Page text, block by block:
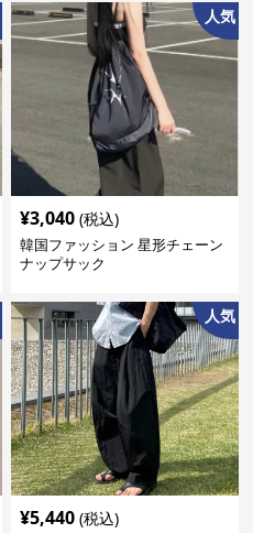
人気
¥3,040 (税込)
韓国ファッション 星形チェーン
ナップサック
人気
¥5,440 (税込)